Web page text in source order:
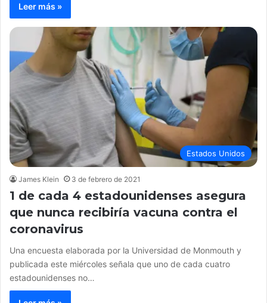
Leer más »
Estados Unidos
James Klein 3 de febrero de 2021
1 de cada 4 estadounidenses asegura
que nunca recibiría vacuna contra el
coronavirus
Una encuesta elaborada por la Universidad de Monmouth y
publicada este miércoles señala que uno de cada cuatro
estadounidenses no…